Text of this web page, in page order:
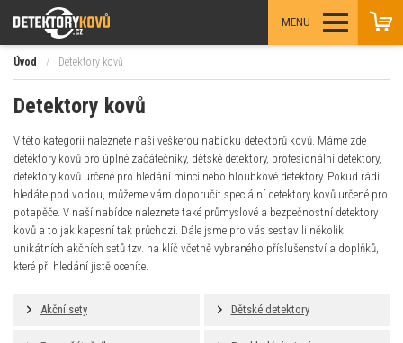
MENU
Úvod / Detektory kovů
Detektory kovů
V této kategorii naleznete naši veškerou nabídku detektorů kovů. Máme zde
detektory kovů pro úplné začátečníky, dětské detektory, profesionální detektory,
detektory kovů určené pro hledání mincí nebo hloubkové detektory. Pokud rádi
hledáte pod vodou, můžeme vám doporučit speciální detektory kovů určené pro
potapěče. V naší nabídce naleznete také průmyslové a bezpečnostní detektory
kovů a to jak kapesní tak průchozí. Dále jsme pro vás sestavili několik
unikátních akčních setů tzv. na klíč včetně vybraného příslušenství a doplňků,
které při hledání jistě oceníte.
Akční sety Dětské detektory